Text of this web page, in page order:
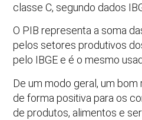
classe C, segundo dados
O PIB representa a soma
pelos setores produtivos
pelo IBGE e é o mesmo
De um modo geral, um
de forma positiva para os
de produtos, alimentos e